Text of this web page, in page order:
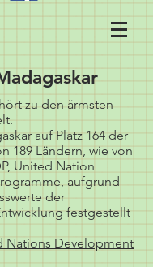
zu den ärmsten
auf Platz 164 der
189 Ländern, wie von
United Nation
aufgrund
der
festgestellt
Nations Development